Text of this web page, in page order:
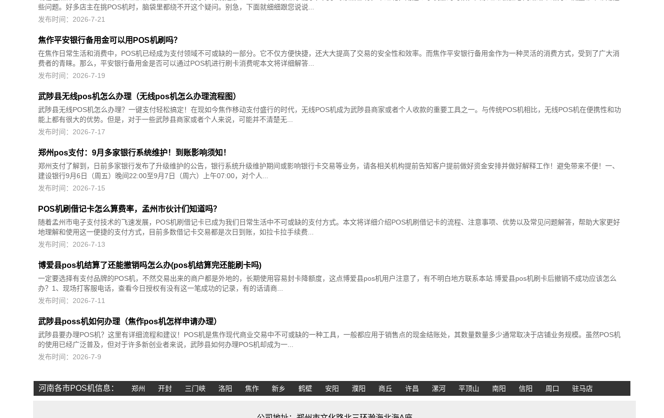
些问题。好多店主在挑POS机时，脑袋里都绕不开这个疑问。别急，下面就细细跟您说说...
发布时间：2026-7-21
焦作平安银行备用金可以用POS机刷吗？
在焦作日常生活和消费中，POS机已经成为支付领域不可或缺的一部分。它不仅方便快捷，还大大提高了交易的安全性和效率。而焦作平安银行备用金作为一种灵活的消费方式，受到了广大消
费者的青睐。那么，平安银行备用金是否可以通过POS机进行刷卡消费呢本文将详细解答...
发布时间：2026-7-19
武陟县无线pos机怎么办理（无线pos机怎么办理流程图）
武陟县无线POS机怎么办理？一键支付轻松搞定！在现如今焦作移动支付盛行的时代，无线POS机成为武陟县商家或者个人收款的重要工具之一。与传统POS机相比，无线POS机在便携性和功
能上都有很大的优势。但是，对于一些武陟县商家或者个人来说，可能并不清楚无...
发布时间：2026-7-17
郑州pos支付：9月多家银行系统维护！到账影响须知！
郑州支付了解到，日前多家银行发布了升级维护的公告，银行系统升级维护期间或影响银行卡交易等业务，请各相关机构提前告知客户提前做好资金安排并做好解释工作！避免带来不便！一、
建设银行9月6日（周五）晚间22:00至9月7日（周六）上午07:00，对个人...
发布时间：2026-7-15
POS机刷借记卡怎么算费率，孟州市伙计们知道吗？
随着孟州市电子支付技术的飞速发展，POS机刷借记卡已成为我们日常生活中不可或缺的支付方式。本文将详细介绍POS机刷借记卡的流程、注意事项、优势以及常见问题解答，帮助大家更好
地理解和使用这一便捷的支付方式，目前多数借记卡交易都是次日到账，如拉卡拉手续费...
发布时间：2026-7-13
博爱县pos机结算了还能撤销吗怎么办(pos机结算完还能刷卡吗)
一定要选择有支付品牌的POS机，不然交易出来的商户都是外地的，长期使用容易封卡降额度，这点博爱县pos机用户注意了，有不明白地方联系本站.博爱县pos机刷卡后撤销不成功应该怎么
办？1、现场打客服电话，查看今日授权有没有这一笔成功的记录，有的话请商...
发布时间：2026-7-11
武陟县poss机如何办理（焦作pos机怎样申请办理）
武陟县要办理POS机？这里有详细流程和建议！POS机是焦作现代商业交易中不可或缺的一种工具，一般都应用于销售点的现金结账处，其数量数量多少通常取决于店铺业务规模。虽然POS机
的使用已经广泛普及，但对于许多新创业者来说，武陟县如何办理POS机却成为一...
发布时间：2026-7-9
河南各市POS机信息： 郑州 开封 三门峡 洛阳 焦作 新乡 鹤壁 安阳 濮阳 商丘 许昌 漯河 平顶山 南阳 信阳 周口 驻马店